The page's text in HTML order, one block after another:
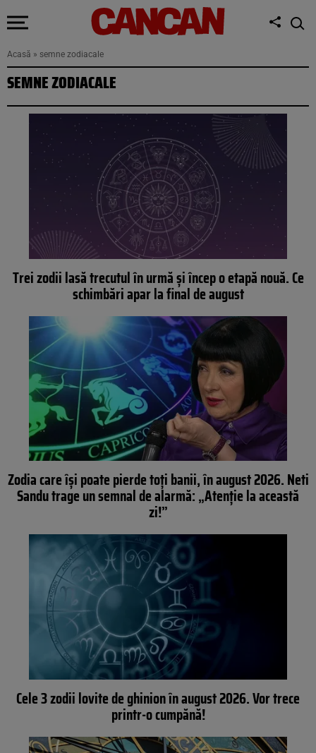
Acasă » semne zodiacale
SEMNE ZODIACALE
Trei zodii lasă trecutul în urmă și încep o etapă nouă. Ce
schimbări apar la final de august
Zodia care își poate pierde toți banii, în august 2026. Neti
Sandu trage un semnal de alarmă: „Atenție la această
zi!”
Cele 3 zodii lovite de ghinion în august 2026. Vor trece
printr-o cumpănă!